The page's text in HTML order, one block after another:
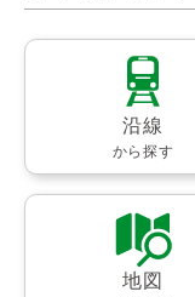
沿線
から探す
地図